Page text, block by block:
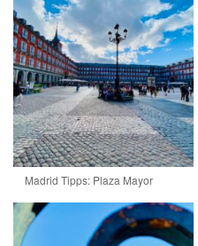
Madrid Tipps: Plaza Mayor